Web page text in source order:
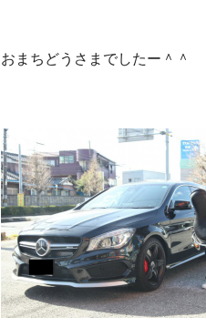
おまちどうさまでしたー＾＾